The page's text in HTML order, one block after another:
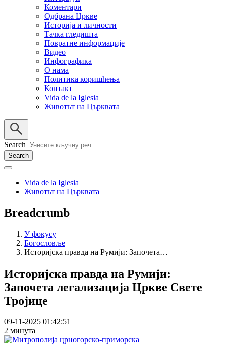
Коментари
Одбрана Цркве
Историја и личности
Тачка гледишта
Повратне информације
Видео
Инфографика
О нама
Политика коришћења
Контакт
Vida de la Iglesia
Животът на Църквата
Search
Vida de la Iglesia
Животът на Църквата
Breadcrumb
У фокусу
Богословље
Историјска правда на Румији: Започета…
Историјска правда на Румији:
Започета легализација Цркве Свете
Тројице
09-11-2025 01:42:51
2 минута